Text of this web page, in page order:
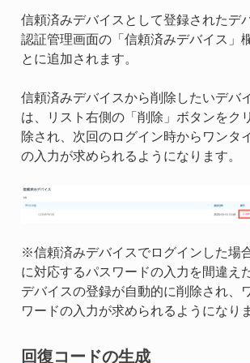
信頼済みデバイスとして登録されたデ
認証管理画面の「信頼済みデバイス」
とに追加されます。
信頼済みデバイスから削除したいデバ
は、リスト右側の「削除」ボタンをク
除され、次回のログイン時からワンタ
の入力が求められるようになります。
※信頼済みデバイスでログインした場
に対応するパスワードの入力を間違え
デバイスの登録が自動的に削除され、
ワードの入力が求められるようになり
回復コードの生成